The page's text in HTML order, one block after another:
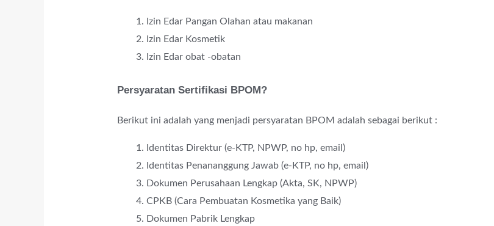
Izin Edar Pangan Olahan atau makanan
Izin Edar Kosmetik
Izin Edar obat -obatan
Persyaratan Sertifikasi BPOM?
Berikut ini adalah yang menjadi persyaratan BPOM adalah sebagai berikut :
Identitas Direktur (e-KTP, NPWP, no hp, email)
Identitas Penananggung Jawab (e-KTP, no hp, email)
Dokumen Perusahaan Lengkap (Akta, SK, NPWP)
CPKB (Cara Pembuatan Kosmetika yang Baik)
Dokumen Pabrik Lengkap